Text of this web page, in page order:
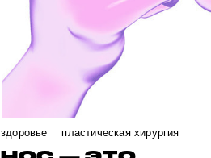
здоровье пластическая хирургия